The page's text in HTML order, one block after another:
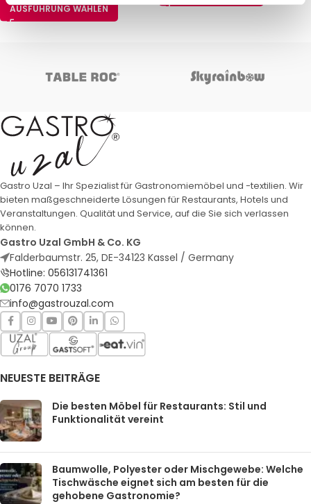
AUSFÜHRUNG WÄHLEN
Gastro Uzal – Ihr Spezialist für Gastronomiemöbel und -textilien. Wir
bieten maßgeschneiderte Lösungen für Restaurants, Hotels und
Veranstaltungen. Qualität und Service, auf die Sie sich verlassen
können.
Gastro Uzal GmbH & Co. KG
Falderbaumstr. 25, DE-34123 Kassel / Germany
Hotline: 056131741361
0176 7070 1733
info@gastrouzal.com
NEUESTE BEITRÄGE
Die besten Möbel für Restaurants: Stil und
Funktionalität vereint
Baumwolle, Polyester oder Mischgewebe: Welche
Tischwäsche eignet sich am besten für die
gehobene Gastronomie?